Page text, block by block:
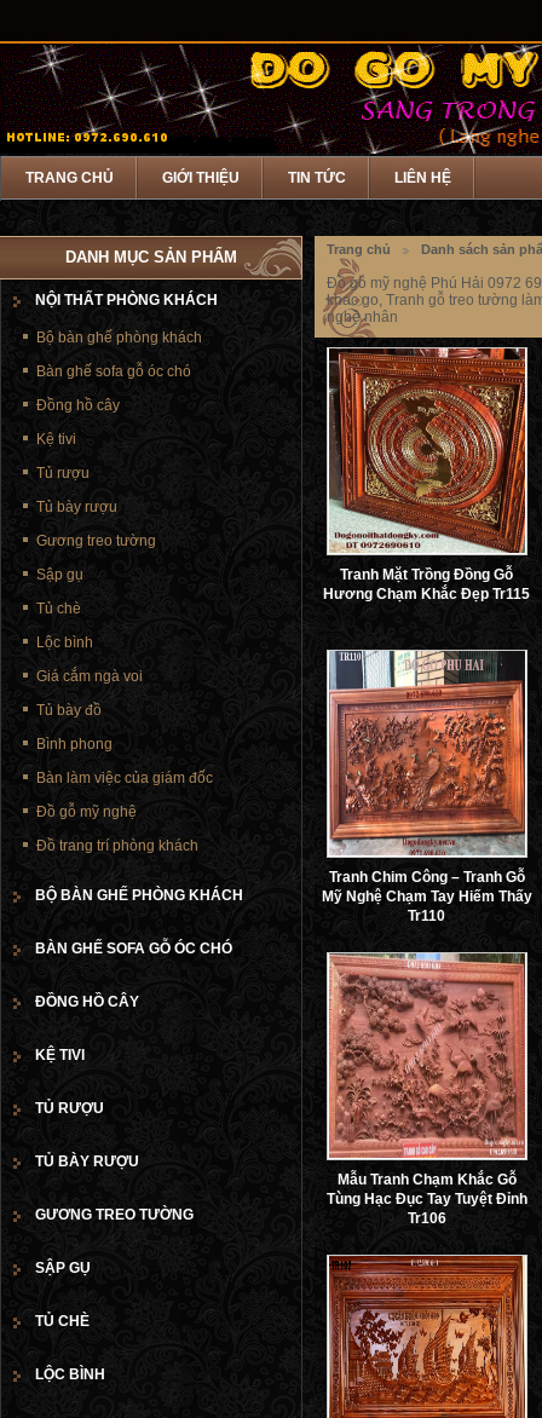
TRANG CHỦ GIỚI THIỆU TIN TỨC LIÊN HỆ
Trang chủ Danh sách sản
Đồ gỗ mỹ nghệ Phú Hải 0972
khac go, Tranh gỗ treo tường
nghệ nhân
Tranh Mặt Trồng Đồng Gỗ
Hương Chạm Khắc Đẹp Tr115
Tranh Chim Công – Tranh Gỗ
Mỹ Nghệ Chạm Tay Hiếm Thấy
Tr110
Mẫu Tranh Chạm Khắc Gỗ
Tùng Hạc Đục Tay Tuyệt Đỉnh
Tr106
DANH MỤC SẢN PHẨM
NỘI THẤT PHÒNG KHÁCH
Bộ bàn ghế phòng khách
Bàn ghế sofa gỗ óc chó
Đồng hồ cây
Kệ tivi
Tủ rượu
Tủ bày rượu
Gương treo tường
Sập gụ
Tủ chè
Lộc bình
Giá cắm ngà voi
Tủ bày đồ
Bình phong
Bàn làm việc của giám đốc
Đồ gỗ mỹ nghệ
Đồ trang trí phòng khách
BỘ BÀN GHẾ PHÒNG KHÁCH
BÀN GHẾ SOFA GỖ ÓC CHÓ
ĐỒNG HỒ CÂY
KỆ TIVI
TỦ RƯỢU
TỦ BÀY RƯỢU
GƯƠNG TREO TƯỜNG
SẬP GỤ
TỦ CHÈ
LỘC BÌNH